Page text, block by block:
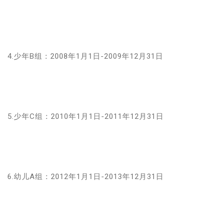
4.少年B组： 2008年1月1日-2009年12月31日
5.少年C组： 2010年1月1日-2011年12月31日
6.幼儿A组： 2012年1月1日-2013年12月31日